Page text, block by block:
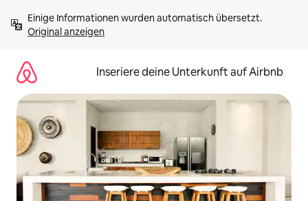
Inhalten
springenOriginal anzeigen
Inseriere deine Unterkunft auf Airbnb